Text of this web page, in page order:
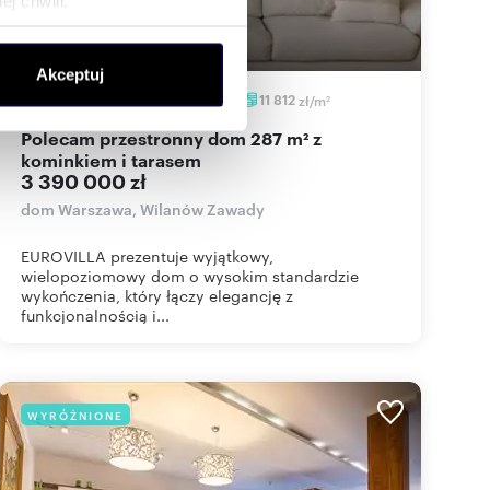
społecznościowym,
od Ciebie lub
Akceptuj
m ha 5 11 812zł/m2
Polecam przestronny dom 287 m² z
kominkiem i tarasem
3 390 000 zł
dom Warszawa, Wilanów Zawady
EUROVILLA prezentuje wyjątkowy,
wielopoziomowy dom o wysokim standardzie
wykończenia, który łączy elegancję z
funkcjonalnością i...
WYRÓŻNIONE